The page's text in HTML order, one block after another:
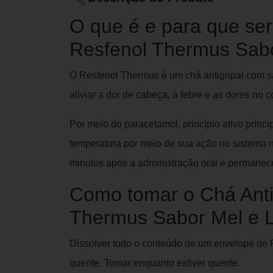
O que é e para que
Resfenol Thermus
O Resfenol Thermus é um chá antigripal com
aliviar a dor de cabeça, a febre e as dores no
Por meio do paracetamol, princípio ativo
temperatura por meio de sua ação no sistema
minutos após a administração oral e
Como tomar o Chá
Thermus Sabor Mel e
Dissolver todo o conteúdo de um envelope
quente. Tomar enquanto estiver quente.